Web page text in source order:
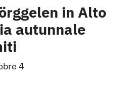
in Alto
autunnale
4